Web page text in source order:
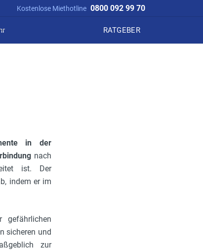
Kostenlose Miethotline 0800 092 99 70
RATGEBER
in der
nach
ist. Der
indem er im
gefährlichen
sicheren und
zur